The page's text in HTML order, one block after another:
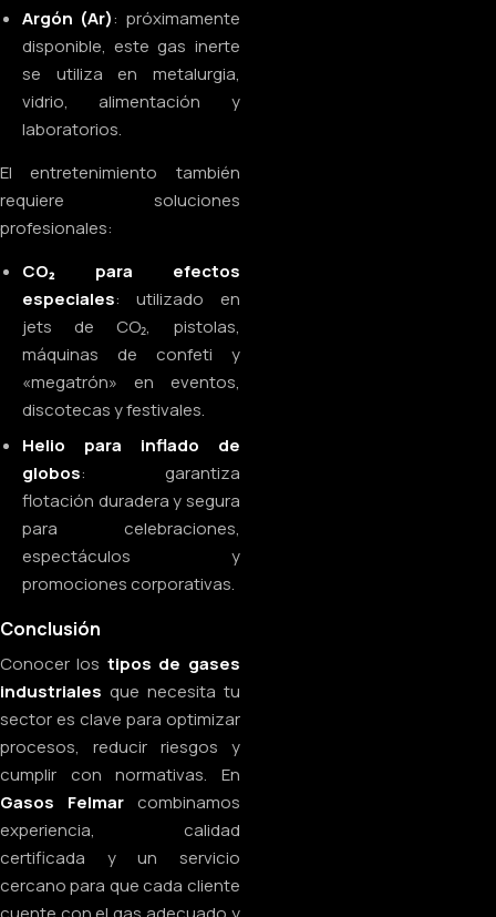
Argón (Ar): próximamente
disponible, este gas inerte
se utiliza en metalurgia,
vidrio, alimentación y
laboratorios.
El entretenimiento también
requiere soluciones
profesionales:
CO₂ para efectos
especiales: utilizado en
jets de CO₂, pistolas,
máquinas de confeti y
«megatrón» en eventos,
discotecas y festivales.
Helio para inflado de
globos: garantiza
flotación duradera y segura
para celebraciones,
espectáculos y
promociones corporativas.
Conclusión
Conocer los tipos de gases
industriales que necesita tu
sector es clave para optimizar
procesos, reducir riesgos y
cumplir con normativas. En
Gasos Felmarcombinamos
experiencia, calidad
certificada y un servicio
cercano para que cada cliente